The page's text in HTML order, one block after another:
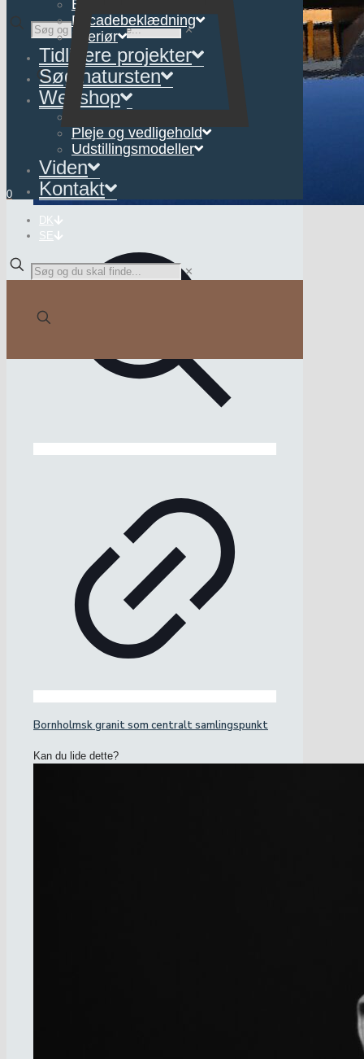
✕
Belægning
Facadebeklædning
Interiør
Tidligere projekter
Søg natursten
Webshop
Pleje og vedligehold
Udstillingsmodeller
Viden
Kontakt
0
DK
SE
✕
Bornholmsk granit som centralt samlingspunkt
Kan du lide dette?